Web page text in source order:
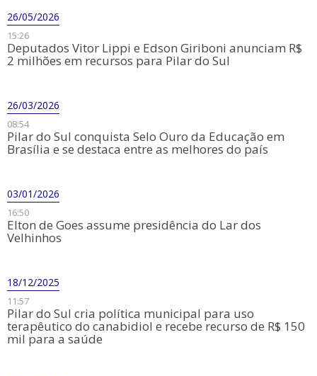
26/05/2026
15:26
​Deputados Vitor Lippi e Edson Giriboni anunciam R$
2 milhões em recursos para Pilar do Sul
26/03/2026
08:54
​Pilar do Sul conquista Selo Ouro da Educação em
Brasília e se destaca entre as melhores do país
03/01/2026
16:50
Elton de Goes assume presidência do Lar dos
Velhinhos
18/12/2025
11:57
Pilar do Sul cria política municipal para uso
terapêutico do canabidiol e recebe recurso de R$ 150
mil para a saúde